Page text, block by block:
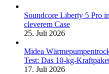
Soundcore Liberty 5 Pro
cleverem Case
25. Juli 2026
Midea
Test: Das 10-kg-
17. Juli 2026